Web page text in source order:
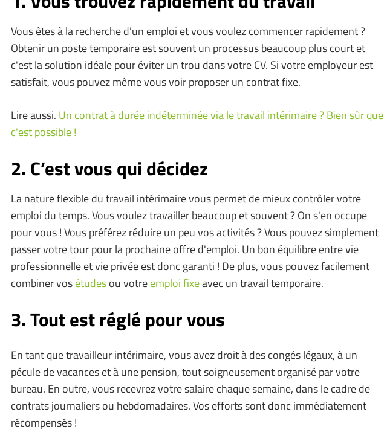
Vous êtes à la recherche d'un emploi et vous voulez commencer rapidement ?
Obtenir un poste temporaire est souvent un processus beaucoup plus court et
c'est la solution idéale pour éviter un trou dans votre CV. Si votre employeur est
satisfait, vous pouvez même vous voir proposer un contrat fixe.
Lire aussi. Un contrat à durée indéterminée via le travail intérimaire ? Bien sûr que
c'est possible !
2. C’est vous qui décidez
La nature flexible du travail intérimaire vous permet de mieux contrôler votre
emploi du temps. Vous voulez travailler beaucoup et souvent ? On s'en occupe
pour vous ! Vous préférez réduire un peu vos activités ? Vous pouvez simplement
passer votre tour pour la prochaine offre d'emploi. Un bon équilibre entre vie
professionnelle et vie privée est donc garanti ! De plus, vous pouvez facilement
combiner vosétudesou votreemploi fixeavec un travail temporaire.
3. Tout est réglé pour vous
En tant que travailleur intérimaire, vous avez droit à des congés légaux, à un
pécule de vacances et à une pension, tout soigneusement organisé par votre
bureau. En outre, vous recevrez votre salaire chaque semaine, dans le cadre de
contrats journaliers ou hebdomadaires. Vos efforts sont donc immédiatement
récompensés !